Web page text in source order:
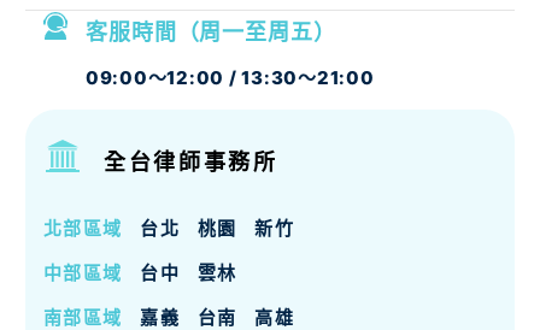
客服時間（周一至周五）
09:00～12:00 / 13:30～21:00
全台律師事務所
北部區域 台北 桃園 新竹
南部區域 嘉義 台南 高雄
中部區域 台中 雲林